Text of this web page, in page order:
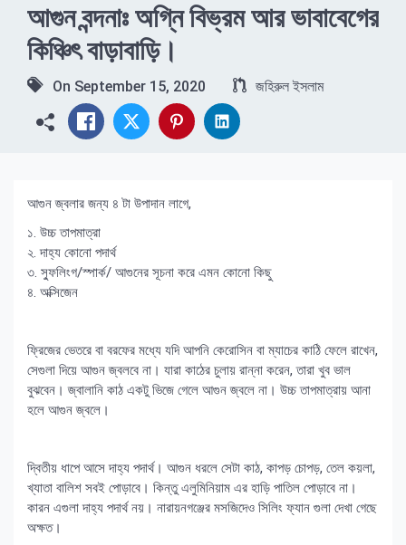
আগুন বন্দনাঃ অগ্নি বিভ্রম আর ভাবাবেগের
কিঞ্চিৎ বাড়াবাড়ি।
On September 15, 2020 জহিরুল ইসলাম
আগুন জ্বলার জন্য ৪ টা উপাদান লাগে,
১. উচ্চ তাপমাত্রা
২. দাহ্য কোনো পদার্থ
৩. স্ফুলিংগ/স্পার্ক/ আগুনের সূচনা করে এমন কোনো কিছু
৪. অক্সিজেন
ফ্রিজের ভেতরে বা বরফের মধ্যে যদি আপনি কেরোসিন বা ম্যাচের কাঠি ফেলে রাখেন,
সেগুলা দিয়ে আগুন জ্বলবে না। যারা কাঠের চুলায় রান্না করেন, তারা খুব ভাল
বুঝবেন। জ্বালানি কাঠ একটু ভিজে গেলে আগুন জ্বলে না। উচ্চ তাপমাত্রায় আনা
হলে আগুন জ্বলে।
দ্বিতীয় ধাপে আসে দাহ্য পদার্থ। আগুন ধরলে সেটা কাঠ, কাপড় চোপড়, তেল কয়লা,
খ্যাতা বালিশ সবই পোড়াবে। কিন্তু এলুমিনিয়াম এর হাড়ি পাতিল পোড়াবে না।
কারন এগুলা দাহ্য পদার্থ নয়। নারায়নগঞ্জের মসজিদেও সিলিং ফ্যান গুলা দেখা গেছে
অক্ষত।